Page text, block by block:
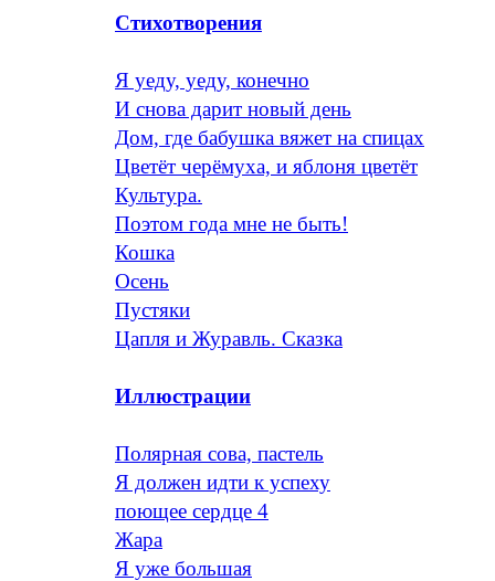
Стихотворения
Я уеду, уеду, конечно
И снова дарит новый день
Дом, где бабушка вяжет на спицах
Цветёт черёмуха, и яблоня цветёт
Культура.
Поэтом года мне не быть!
Кошка
Осень
Пустяки
Цапля и Журавль. Сказка
Иллюстрации
Полярная сова, пастель
Я должен идти к успеху
поющее сердце 4
Жара
Я уже большая